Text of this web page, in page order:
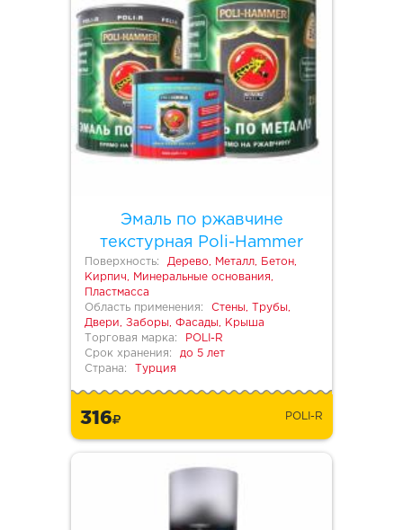
Эмаль по ржавчине
текстурная Poli-Hammer
Поверхность:
Дерево, Металл, Бетон,
Кирпич, Минеральные основания,
Пластмасса
Область применения:
Стены, Трубы,
Двери, Заборы, Фасады, Крыша
Торговая марка:
POLI-R
Срок хранения:
до 5 лет
Страна:
Турция
316 POLI-R